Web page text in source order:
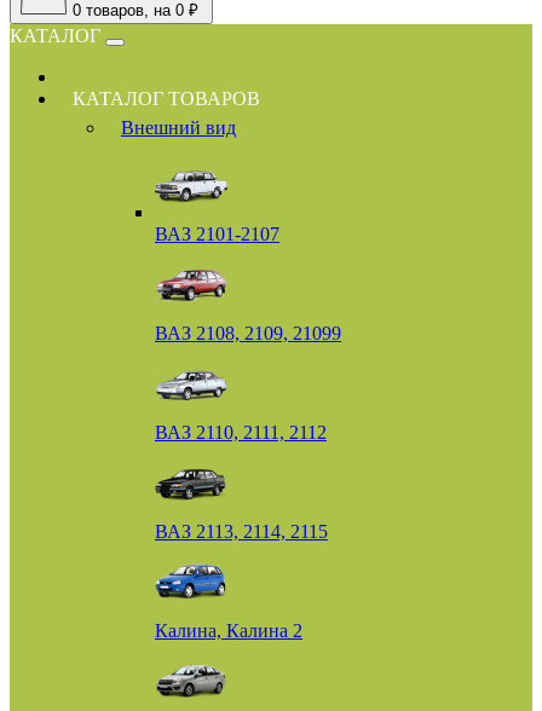
0 товаров, на 0 ₽
КАТАЛОГ
КАТАЛОГ ТОВАРОВ
Внешний вид
ВАЗ 2101-2107
ВАЗ 2108, 2109, 21099
ВАЗ 2110, 2111, 2112
ВАЗ 2113, 2114, 2115
Калина, Калина 2